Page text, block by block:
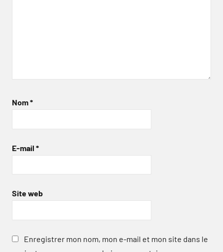
Nom*
E-mail *
Site web
Enregistrer mon nom, mon e-mail et mon site dans le